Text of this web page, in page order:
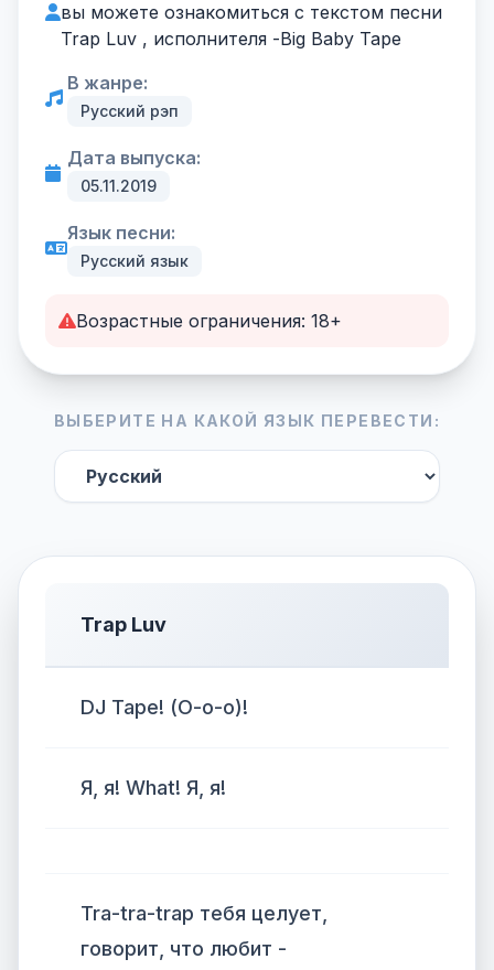
вы можете ознакомиться с текстом песни
Trap Luv , исполнителя -Big Baby Tape
В жанре:
Русский рэп
Дата выпуска:
05.11.2019
Язык песни:
Русский язык
Возрастные ограничения: 18+
ВЫБЕРИТЕ НА КАКОЙ ЯЗЫК ПЕРЕВЕСТИ:
Trap Luv
DJ Tape! (О-о-о)!
Я, я! What! Я, я!
Tra-tra-trap тебя целует,
говорит, что любит -